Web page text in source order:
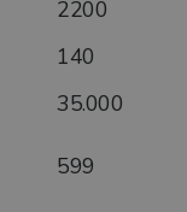
2200
140
35.000
599